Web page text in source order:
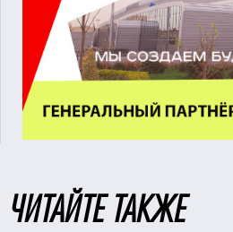
ЧИТАЙТЕ ТАКЖЕ